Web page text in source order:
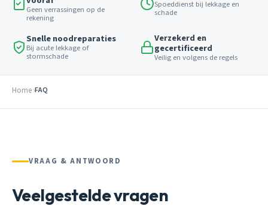
Geen verrassingen op de
rekening
Spoeddienst bij lekkage en
schade
Snelle noodreparaties
Bij acute lekkage of
stormschade
Verzekerd en
gecertificeerd
Veilig en volgens de regels
Home FAQ
VRAAG & ANTWOORD
Veelgestelde vragen